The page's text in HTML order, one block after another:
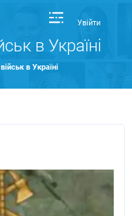
Увійти
в Україні
в Україні